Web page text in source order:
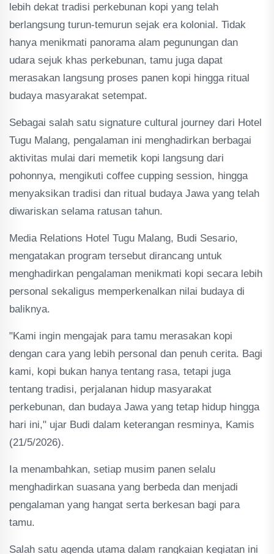
lebih dekat tradisi perkebunan kopi yang telah
berlangsung turun-temurun sejak era kolonial. Tidak
hanya menikmati panorama alam pegunungan dan
udara sejuk khas perkebunan, tamu juga dapat
merasakan langsung proses panen kopi hingga ritual
budaya masyarakat setempat.
Sebagai salah satu signature cultural journey dari Hotel
Tugu Malang, pengalaman ini menghadirkan berbagai
aktivitas mulai dari memetik kopi langsung dari
pohonnya, mengikuti coffee cupping session, hingga
menyaksikan tradisi dan ritual budaya Jawa yang telah
diwariskan selama ratusan tahun.
Media Relations Hotel Tugu Malang, Budi Sesario,
mengatakan program tersebut dirancang untuk
menghadirkan pengalaman menikmati kopi secara lebih
personal sekaligus memperkenalkan nilai budaya di
baliknya.
"Kami ingin mengajak para tamu merasakan kopi
dengan cara yang lebih personal dan penuh cerita. Bagi
kami, kopi bukan hanya tentang rasa, tetapi juga
tentang tradisi, perjalanan hidup masyarakat
perkebunan, dan budaya Jawa yang tetap hidup hingga
hari ini," ujar Budi dalam keterangan resminya, Kamis
(21/5/2026).
Ia menambahkan, setiap musim panen selalu
menghadirkan suasana yang berbeda dan menjadi
pengalaman yang hangat serta berkesan bagi para
tamu.
Salah satu agenda utama dalam rangkaian kegiatan ini